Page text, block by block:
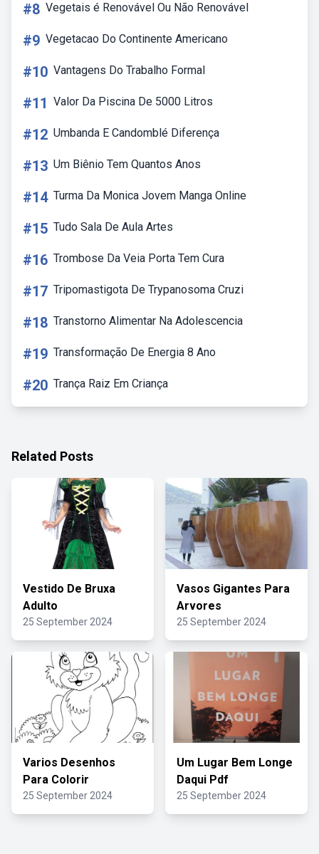
#8 Vegetais é Renovável Ou Não Renovável
#9 Vegetacao Do Continente Americano
#10 Vantagens Do Trabalho Formal
#11 Valor Da Piscina De 5000 Litros
#12 Umbanda E Candomblé Diferença
#13 Um Biênio Tem Quantos Anos
#14 Turma Da Monica Jovem Manga Online
#15 Tudo Sala De Aula Artes
#16 Trombose Da Veia Porta Tem Cura
#17 Tripomastigota De Trypanosoma Cruzi
#18 Transtorno Alimentar Na Adolescencia
#19 Transformação De Energia 8 Ano
#20 Trança Raiz Em Criança
Related Posts
Vestido De Bruxa
Adulto
25 September 2024
Vasos Gigantes Para
Arvores
25 September 2024
Varios Desenhos
Para Colorir
25 September 2024
Um Lugar Bem Longe
Daqui Pdf
25 September 2024